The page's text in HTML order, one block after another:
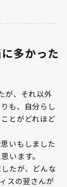
多かった
が、それ以外
も、自分らし
とがどれほど
いもしました
います。
たが、どんな
スの翌さんが